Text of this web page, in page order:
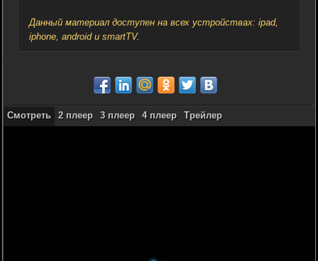
Данный материал доступен на всех устройствах: ipad,
iphone, android и smartTV.
Смотреть 2 плеер 3 плеер 4 плеер Трейлер